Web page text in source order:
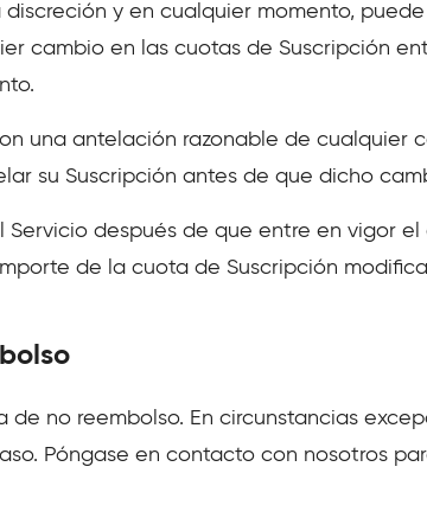
discreción y en cualquier momento,
cambio en las cuotas de Suscripción
una antelación razonable de cualquier
su Suscripción antes de que dicho
Servicio después de que entre en vigor
de la cuota de Suscripción
de no reembolso. En circunstancias
Póngase en contacto con nosotros